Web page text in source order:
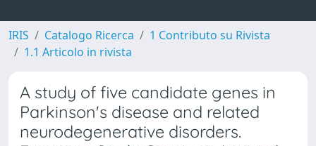
IRIS Catalogo Ricerca
1 Contributo su Rivista
1.1 Articolo in rivista
A study of five candidate genes in
Parkinson's disease and related
neurodegenerative disorders.